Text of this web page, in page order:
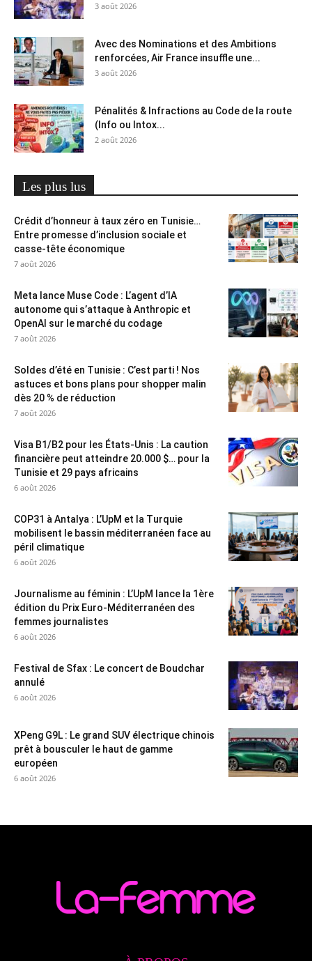
3 août 2026
Avec des Nominations et des Ambitions
renforcées, Air France insuffle une...
3 août 2026
Pénalités & Infractions au Code de la route
(Info ou Intox...
2 août 2026
Les plus lus
Crédit d’honneur à taux zéro en Tunisie…
Entre promesse d’inclusion sociale et
casse-tête économique
7 août 2026
Meta lance Muse Code : L’agent d’IA
autonome qui s’attaque à Anthropic et
OpenAI sur le marché du codage
7 août 2026
Soldes d’été en Tunisie : C’est parti ! Nos
astuces et bons plans pour shopper malin
dès 20 % de réduction
7 août 2026
Visa B1/B2 pour les États-Unis : La caution
financière peut atteindre 20.000 $… pour la
Tunisie et 29 pays africains
6 août 2026
COP31 à Antalya : L’UpM et la Turquie
mobilisent le bassin méditerranéen face au
péril climatique
6 août 2026
Journalisme au féminin : L’UpM lance la 1ère
édition du Prix Euro-Méditerranéen des
femmes journalistes
6 août 2026
Festival de Sfax : Le concert de Boudchar
annulé
6 août 2026
XPeng G9L : Le grand SUV électrique chinois
prêt à bousculer le haut de gamme
européen
6 août 2026